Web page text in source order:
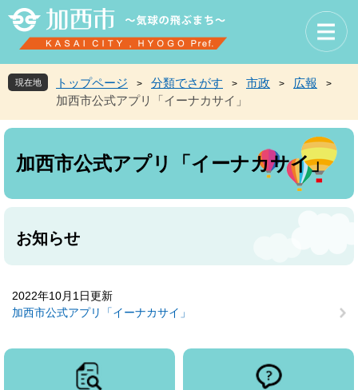
先
頭
す
を
飛
し
へ
現在地 トップページ > 分類でさがす > 市政 > 広報 >
加西市公式アプリ「イーナカサイ」
本
加西市公式アプリ「イーナカサイ」
お知らせ
2022年10月1日更新
加西市公式アプリ「イーナカサイ」